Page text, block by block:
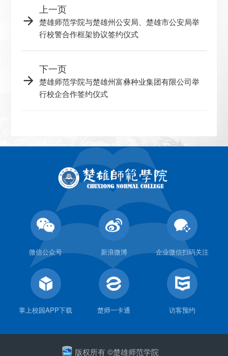
上一页
楚雄师范学院与楚雄州公安局、楚雄市公安局举
行校警合作框架协议签约仪式
下一页
楚雄师范学院与楚雄州富彝种业集团有限公司举
行校企合作签约仪式
微信公众号 新浪微博 企业微信扫码关注
掌上校园APP下载 楚师一卡通 访客预约
版权所有 ©楚雄师范学院